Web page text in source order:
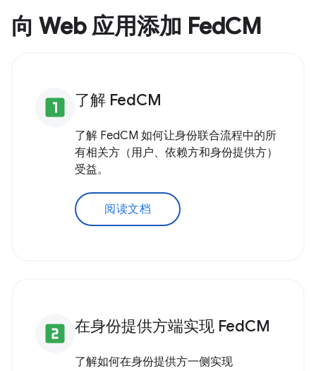
向 Web 应用添加 FedCM
looks_one 了解 FedCM
了解 FedCM 如何让身份联合流程中的所
有相关方（用户、依赖方和身份提供方）
受益。
阅读文档
looks_two 在身份提供方端实现 FedCM
了解如何在身份提供方一侧实现